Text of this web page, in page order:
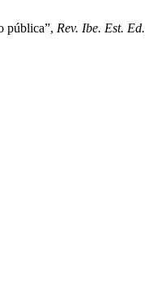
pública”, Rev. Ibe. Est. Ed.